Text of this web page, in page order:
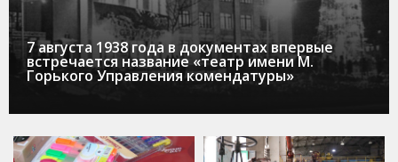
7 августа 1938 года в документах впервые
встречается название «театр имени М.
Горького Управления комендатуры»